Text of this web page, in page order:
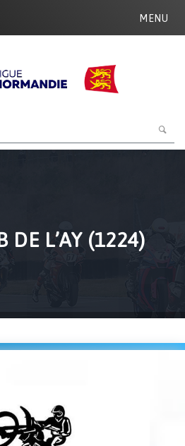
MENU
DE L’AY (1224)